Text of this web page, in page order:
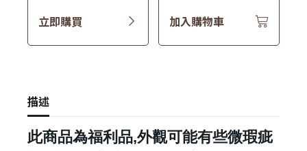
立即購買 加入購物車
描述
此商品為福利品,外觀可能有些微瑕疵